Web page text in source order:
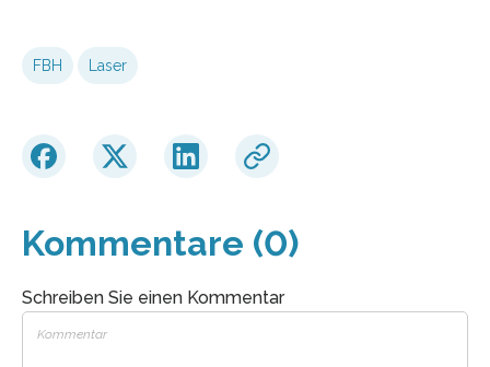
FBH Laser
Kommentare (0)
Schreiben Sie einen Kommentar